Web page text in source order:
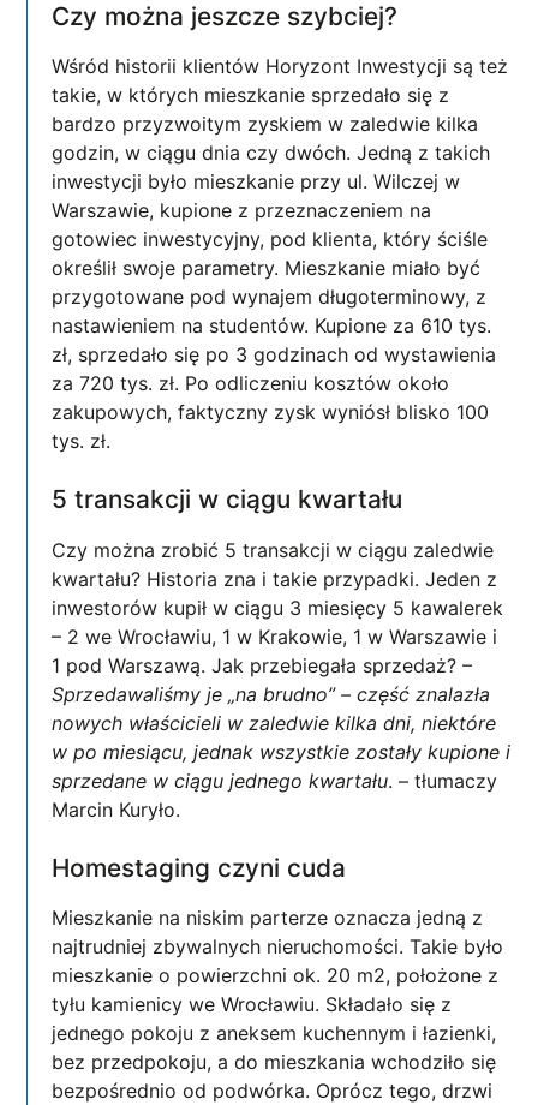
Czy można jeszcze szybciej?
Wśród historii klientów Horyzont Inwestycji są też
takie, w których mieszkanie sprzedało się z
bardzo przyzwoitym zyskiem w zaledwie kilka
godzin, w ciągu dnia czy dwóch. Jedną z takich
inwestycji było mieszkanie przy ul. Wilczej w
Warszawie, kupione z przeznaczeniem na
gotowiec inwestycyjny, pod klienta, który ściśle
określił swoje parametry. Mieszkanie miało być
przygotowane pod wynajem długoterminowy, z
nastawieniem na studentów. Kupione za 610 tys.
zł, sprzedało się po 3 godzinach od wystawienia
za 720 tys. zł. Po odliczeniu kosztów około
zakupowych, faktyczny zysk wyniósł blisko 100
tys. zł.
5 transakcji w ciągu kwartału
Czy można zrobić 5 transakcji w ciągu zaledwie
kwartału? Historia zna i takie przypadki. Jeden z
inwestorów kupił w ciągu 3 miesięcy 5 kawalerek
– 2 we Wrocławiu, 1 w Krakowie, 1 w Warszawie i
1 pod Warszawą. Jak przebiegała sprzedaż? –
Sprzedawaliśmy je „na brudno” – część znalazła
nowych właścicieli w zaledwie kilka dni, niektóre
w po miesiącu, jednak wszystkie zostały kupione i
sprzedane w ciągu jednego kwartału. – tłumaczy
Marcin Kuryło.
Homestaging czyni cuda
Mieszkanie na niskim parterze oznacza jedną z
najtrudniej zbywalnych nieruchomości. Takie było
mieszkanie o powierzchni ok. 20 m2, położone z
tyłu kamienicy we Wrocławiu. Składało się z
jednego pokoju z aneksem kuchennym i łazienki,
bez przedpokoju, a do mieszkania wchodziło się
bezpośrednio od podwórka. Oprócz tego, drzwi